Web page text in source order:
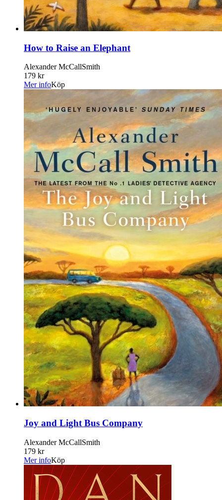
How to Raise an Elephant
Alexander McCallSmith
179 kr
Mer infoKöp
Joy and Light Bus Company
Alexander McCallSmith
179 kr
Mer infoKöp